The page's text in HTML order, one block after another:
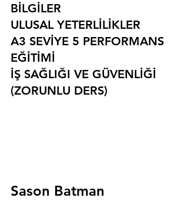
BİLGİLER
ULUSAL YETERLİLİKLER
A3 SEVİYE 5 PERFORMANS
EĞİTİMİ
İŞ SAĞLIĞI VE GÜVENLİĞİ
(ZORUNLU DERS)
Sason Batman